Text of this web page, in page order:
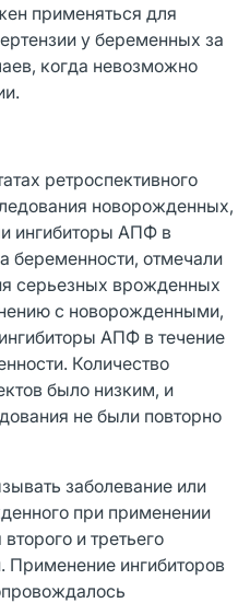
применяться для
у беременных за
когда невозможно
ретроспективного
новорожденных,
ингибиторы АПФ в
беременности, отмечали
серьезных врожденных
с новорожденными,
АПФ в течение
Количество
было низким, и
не были повторно
заболевание или
при применении
и третьего
Применение ингибиторов